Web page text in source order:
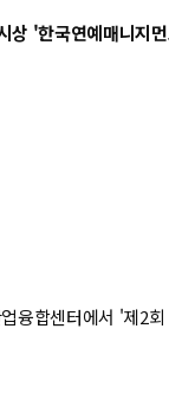
상 '한국연예매니지
융합센터에서 '제2